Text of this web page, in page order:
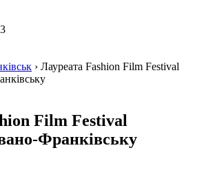
› Лауреата Fashion Film Festival
Film Festival
Франківську